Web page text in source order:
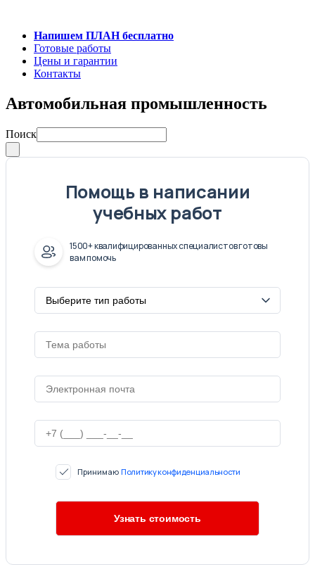
Напишем ПЛАН бесплатно
Готовые работы
Цены и гарантии
Контакты
Автомобильная промышленность
Поиск
Помощь в написании
учебных работ
1500+ квалифицированных специалистов готовы
вам помочь
Принимаю Политику конфиденциальности